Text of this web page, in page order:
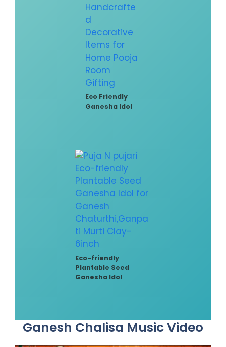
Eco Friendly
Ganesha Idol
Eco-friendly
Plantable Seed
Ganesha Idol
Ganesh Chalisa Music Video